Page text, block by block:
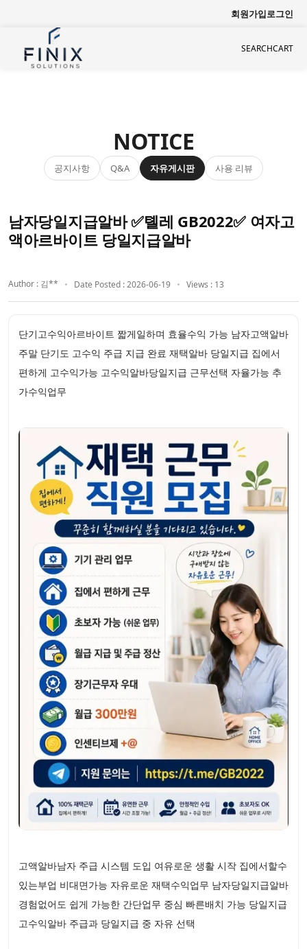
회원가입로그인
SEARCHCART
NOTICE
공지사항 Q&A 자유게시판 사용 리뷰
남자당일지급알바 ✅톌레 GB2022✅ 여자고
액아르바이트 당일지급알바
Author : 김** Date Posted : 2026-06-19 Views : 13
단기고수익아르바이트 짧게일하며 효율수익 가능 남자고액알바
주말 단기도 고수익 주급 지급 완료 재택알바 당일지급 집에서
편하게 고수익가능 고수익알바당일지급 근무선택 자율가능 추
가수익업무
고액알바남자 주급 시스템 도입 여유로운 생활 시작 집에서할수
있는부업 비대면가능 자유로운 재택수익업무 남자당일지급알바
경험없어도 쉽게 가능한 간단업무 중심 빠른배치 가능 당일지급
고수익알바 주급과 당일지급 중 자유 선택